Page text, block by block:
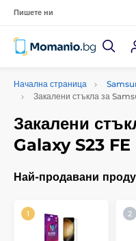
Пишете ни
Начална страница
Закалени стъкла за
Закалени
Galaxy S23 FE
Най-продавани